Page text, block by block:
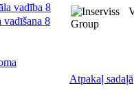
vadība 8
vadīšana 8
Atpakaļ sadaļā